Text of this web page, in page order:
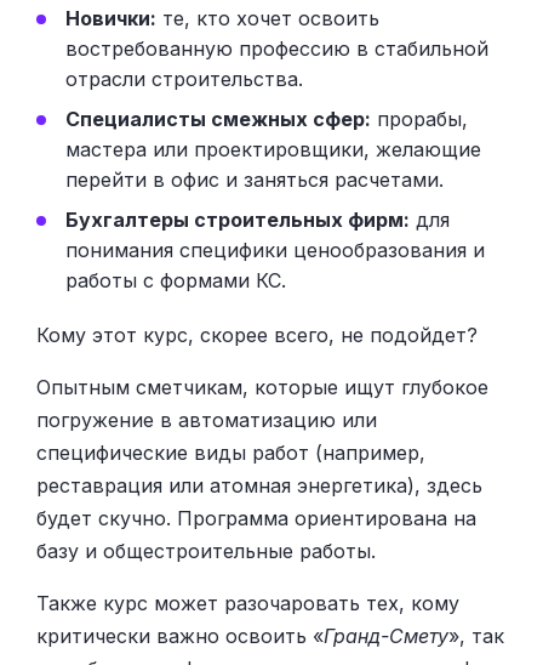
Новички: те, кто хочет освоить
востребованную профессию в стабильной
отрасли строительства.
Специалисты смежных сфер: прорабы,
мастера или проектировщики, желающие
перейти в офис и заняться расчетами.
Бухгалтеры строительных фирм: для
понимания специфики ценообразования и
работы с формами КС.
Кому этот курс, скорее всего, не подойдет?
Опытным сметчикам, которые ищут глубокое
погружение в автоматизацию или
специфические виды работ (например,
реставрация или атомная энергетика), здесь
будет скучно. Программа ориентирована на
базу и общестроительные работы.
Также курс может разочаровать тех, кому
критически важно освоить «Гранд-Смету», так